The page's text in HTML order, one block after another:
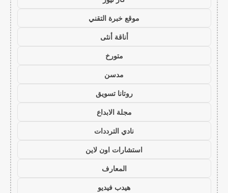
موقع خبرة التقني
أناقة أنثى
متورخ
مدسن
روتانا تسويق
مجلة الابداع
نادي الترددات
استشارات اون لاين
المعارف
هيدب فيديو